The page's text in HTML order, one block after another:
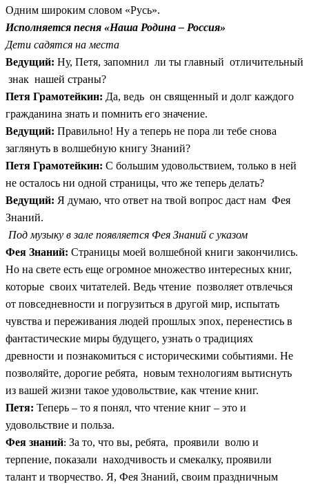
Одним широким словом «Русь».
Исполняется песня «Наша Родина – Россия»
Дети садятся на места
Ведущий: Ну, Петя, запомнил ли ты главный отличительный
знак нашей страны?
Петя Грамотейкин: Да, ведь он священный и долг каждого
гражданина знать и помнить его значение.
Ведущий: Правильно! Ну а теперь не пора ли тебе снова
заглянуть в волшебную книгу Знаний?
Петя Грамотейкин: С большим удовольствием, только в ней
не осталось ни одной страницы, что же теперь делать?
Ведущий: Я думаю, что ответ на твой вопрос даст нам Фея
Знаний.
Под музыку в зале появляется Фея Знаний с указом
Фея Знаний: Страницы моей волшебной книги закончились.
Но на свете есть еще огромное множество интересных книг,
которые своих читателей. Ведь чтение позволяет отвлечься
от повседневности и погрузиться в другой мир, испытать
чувства и переживания людей прошлых эпох, перенестись в
фантастические миры будущего, узнать о традициях
древности и познакомиться с историческими событиями. Не
позволяйте, дорогие ребята, новым технологиям вытиснуть
из вашей жизни такое удовольствие, как чтение книг.
Петя: Теперь – то я понял, что чтение книг – это и
удовольствие и польза.
Фея знаний: За то, что вы, ребята, проявили волю и
терпение, показали находчивость и смекалку, проявили
талант и творчество. Я, Фея Знаний, своим праздничным